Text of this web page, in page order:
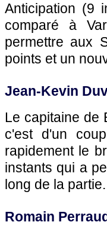
Anticipation (9
comparé à
permettre aux
points et un
Jean-Kevin
Le capitaine de
c'est d'un
rapidement le
instants qui a
long de la partie.
Romain